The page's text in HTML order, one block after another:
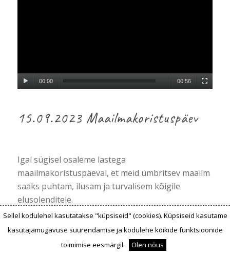
00:00 00:56
15.09.2023 Maailmakoristuspäev
Igal sügisel osaleme lastega
maailmakoristuspäeval, et meid ümbritsev maailm
saaks puhtam, ilusam ja turvalisem kõigile
elusolenditele.
Käisime lasteaia ümbrust koristamas kogu
lasteaiaga, jalutuskäigul osalesid ka 2-aastased
Sellel kodulehel kasutatakse "küpsiseid" (cookies). Küpsiseid kasutame
kasutajamugavuse suurendamise ja kodulehe kõikide funktsioonide
toimimise eesmärgil.
Olen nõus